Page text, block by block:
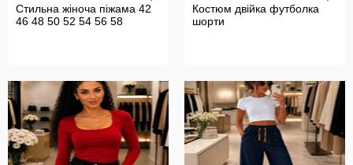
Стильна жіноча піжама 42
46 48 50 52 54 56 58
Костюм двійка футболка
шорти